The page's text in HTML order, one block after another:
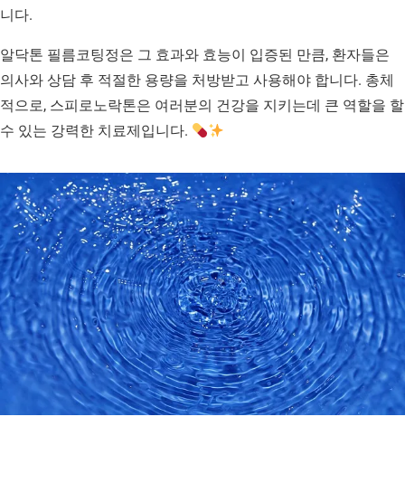
니다.
알닥톤 필름코팅정은 그 효과와 효능이 입증된 만큼, 환자들은
의사와 상담 후 적절한 용량을 처방받고 사용해야 합니다. 총체
적으로, 스피로노락톤은 여러분의 건강을 지키는데 큰 역할을 할
수 있는 강력한 치료제입니다.